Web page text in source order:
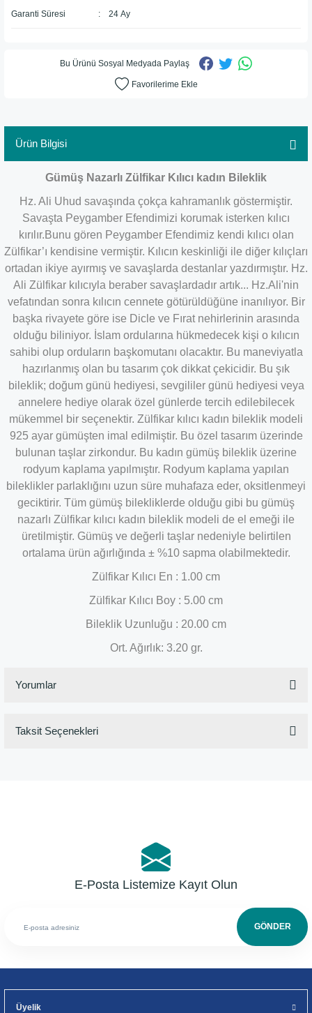
Garanti Süresi 24 Ay
Bu Ürünü Sosyal Medyada Paylaş
Ürün Bilgisi
Gümüş Nazarlı Zülfikar Kılıcı kadın Bileklik
Hz. Ali Uhud savaşında çokça kahramanlık göstermiştir.
Savaşta Peygamber Efendimizi korumak isterken kılıcı
kırılır.Bunu gören Peygamber Efendimiz kendi kılıcı olan
Zülfikar’ı kendisine vermiştir. Kılıcın keskinliği ile diğer kılıçları
ortadan ikiye ayırmış ve savaşlarda destanlar yazdırmıştır. Hz.
Ali Zülfikar kılıcıyla beraber savaşlardadır artık... Hz.Ali'nin
vefatından sonra kılıcın cennete götürüldüğüne inanılıyor. Bir
başka rivayete göre ise Dicle ve Fırat nehirlerinin arasında
olduğu biliniyor. İslam ordularına hükmedecek kişi o kılıcın
sahibi olup orduların başkomutanı olacaktır. Bu maneviyatla
hazırlanmış olan bu tasarım çok dikkat çekicidir. Bu şık
bileklik; doğum günü hediyesi, sevgililer günü hediyesi veya
annelere hediye olarak özel günlerde tercih edilebilecek
mükemmel bir seçenektir. Zülfikar kılıcı kadın bileklik modeli
925 ayar gümüşten imal edilmiştir. Bu özel tasarım üzerinde
bulunan taşlar zirkondur. Bu kadın gümüş bileklik üzerine
rodyum kaplama yapılmıştır. Rodyum kaplama yapılan
bileklikler parlaklığını uzun süre muhafaza eder, oksitlenmeyi
geciktirir. Tüm gümüş bilekliklerde olduğu gibi bu gümüş
nazarlı Zülfikar kılıcı kadın bileklik modeli de el emeği ile
üretilmiştir. Gümüş ve değerli taşlar nedeniyle belirtilen
ortalama ürün ağırlığında ± %10 sapma olabilmektedir.
Zülfikar Kılıcı En : 1.00 cm
Zülfikar Kılıcı Boy : 5.00 cm
Bileklik Uzunluğu : 20.00 cm
Ort. Ağırlık: 3.20 gr.
Yorumlar
Taksit Seçenekleri
E-Posta Listemize Kayıt Olun
GÖNDER
Üyelik